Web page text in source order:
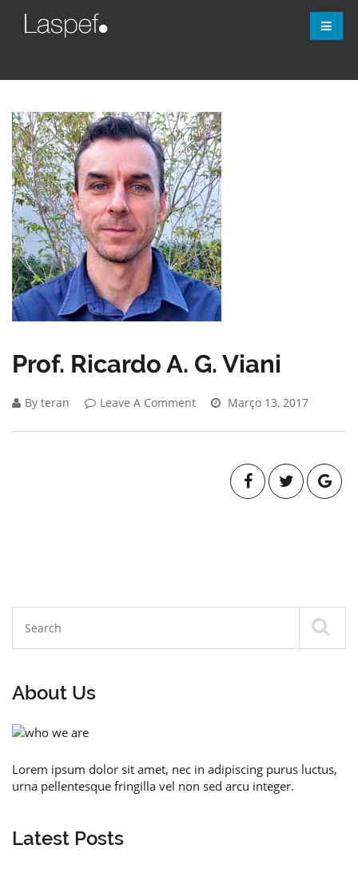
Prof. Ricardo A. G. Viani
By teran Leave A Comment Março 13, 2017
About Us
Lorem ipsum dolor sit amet, nec in adipiscing purus luctus,
urna pellentesque fringilla vel non sed arcu integer.
Latest Posts